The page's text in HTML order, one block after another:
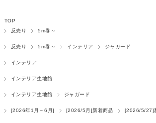
TOP
反売り
5m巻～
反売り 5m巻～ インテリア ジャガード
インテリア
インテリア生地館
インテリア生地館 ジャガード
[2026年1月～6月] [2026/5月]新着商品 [2026/5/27]